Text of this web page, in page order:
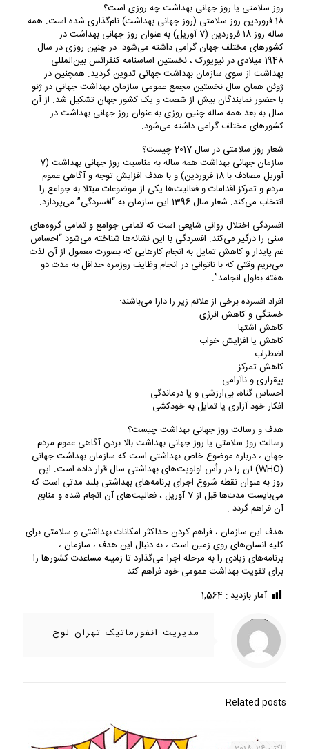
روز سلامتی یا روز جهانی بهداشت چه روزی است؟
18 فروردین روز سلامتی (روز جهانی بهداشت) نام‌گذاری شده است. همه
ساله روز 18 فروردین (7 آوریل) به عنوان روز جهانی بهداشت در
کشورهای مختلف جهان گرامی داشته می‌شود. در چنین روزی در سال
1948 میلادی در نیویورک ، نخستین اساسنامه کنفرانس بین‌المللی
بهداشت از سوی سازمان بهداشت جهانی تدوین گردید. همچنین در
ژوئن همان سال نخستین مجمع عمومی سازمان بهداشت جهانی در ژنو
با حضور نمایندگان بیش از شصت و یک کشور جهان تشکیل شد. از آن
سال به بعد همه ساله چنین روزی به عنوان روز جهانی بهداشت در
کشورهای مختلف گرامی داشته می‌شود.
شعار روز سلامتی در سال 2017 چیست؟
سازمان جهانی بهداشت همه ساله به مناسبت روز جهانی بهداشت (7
آوریل مصادف با 18 فروردین) و با هدف افزایش توجه و آگاهی عموم
مردم و تمرکز اقدامات و فعالیت‌ها یکی از موضوعات مبتلا به جوامع را
انتخاب می‌کند. شعار سال 1396 این سازمان به “افسردگی” می‌پردازد.
افسردگی اختلال روانی شایعی است که تمامی جوامع و تمامی گروه‌های
سنی را درگیر می‌کند. افسردگی با این نشانه‌ها شناخته می‌شود “احساس
غم پایدار و کاهش تمایل به انجام کارهایی که بصورت معمول از آن لذت
می‌بریم وقتی که با ناتوانی در انجام وظایف روزمره حداقل به مدت دو
هفته بطول انجامد”.
افراد افسرده برخی از علائم زیر را دارا می‌باشند:
خستگی و کاهش انرژی
کاهش اشتها
کاهش یا افزایش خواب
اضطراب
کاهش تمرکز
بیقراری و نا‌آرامی
احساس گناه، بی‌ارزشی و یا درماندگی
افکار خود آزاری یا تمایل به خودکشی
هدف و رسالت روز جهانی بهداشت چیست؟
رسالت روز سلامتی یا روز جهانی بهداشت بالا بردن آگاهی عموم مردم
جهان ، درباره موضوع خاص بهداشتی است که سازمان بهداشت جهانی
(WHO) آن را در رأس اولویت‌های بهداشتی سال قرار داده است. این
روز به عنوان نقطه شروع اجرای برنامه‌های بهداشتی بلند مدتی است که
می‌بایست مدت‌ها قبل از 7 آوریل ، فعالیت‌های آن انجام شده و منابع
آن فراهم گردد .
هدف این سازمان ، فراهم کردن حداکثر امکانات بهداشتی و سلامتی برای
کلیه انسان‌های روی زمین است ، به دنبال این هدف ، سازمان ،
برنامه‌های زیادی را به مرحله اجرا می‌گذارد تا زمینه مساعدت کشور‌ها را
برای تقویت بهداشت عمومی خود فراهم کند.
آمار بازدید : 1,564
Warning
/home/ifapasar/tehranloh1.ir/wp-content/themes/betheme-2196/includes/content-single.php
on line
286
مدیریت انفورماتیک تهران لوح
Related posts